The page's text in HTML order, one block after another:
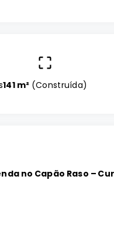
141 m² (Construída)
no Capão Raso –